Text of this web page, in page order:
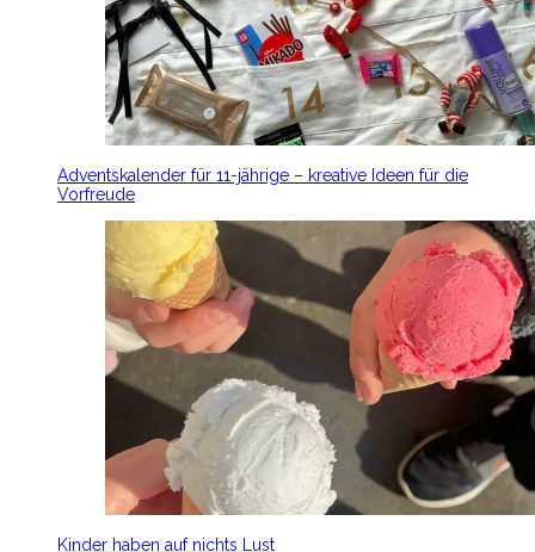
Adventskalender für 11-jährige – kreative Ideen für die
Vorfreude
Kinder haben auf nichts Lust